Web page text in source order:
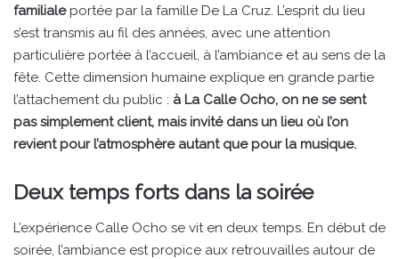
familialeportée par la famille De La Cruz. L’esprit du lieu
s’est transmis au fil des années, avec une attention
particulière portée à l’accueil, à l’ambiance et au sens de la
fête. Cette dimension humaine explique en grande partie
l’attachement du public : à La Calle Ocho, on ne se sent
pas simplement client, mais invité dans un lieu où l’on
revient pour l’atmosphère autant que pour la musique.
Deux temps forts dans la soirée
L’expérience Calle Ocho se vit en deux temps. En début de
soirée, l’ambiance est propice aux retrouvailles autour de